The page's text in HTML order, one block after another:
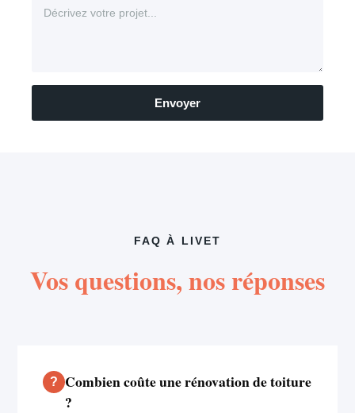
Envoyer
FAQ À LIVET
Vos questions, nos réponses
Combien coûte une rénovation de toiture
?